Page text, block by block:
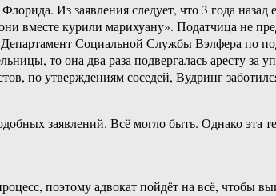
Из заявления следует, что 3 года
вместе курили марихуану». Податчица не
Социальной Службы Вэлфера по
то она два раза подвергалась аресту за
по утверждениям соседей, Вудринг
заявлений. Всё могло быть. Однако эта
поэтому адвокат пойдёт на всё, чтобы